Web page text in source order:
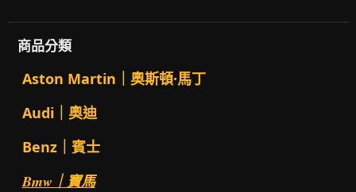
商品分類
Aston Martin｜奧斯頓·馬丁
Audi｜奧迪
Benz｜賓士
Bmw｜寶馬